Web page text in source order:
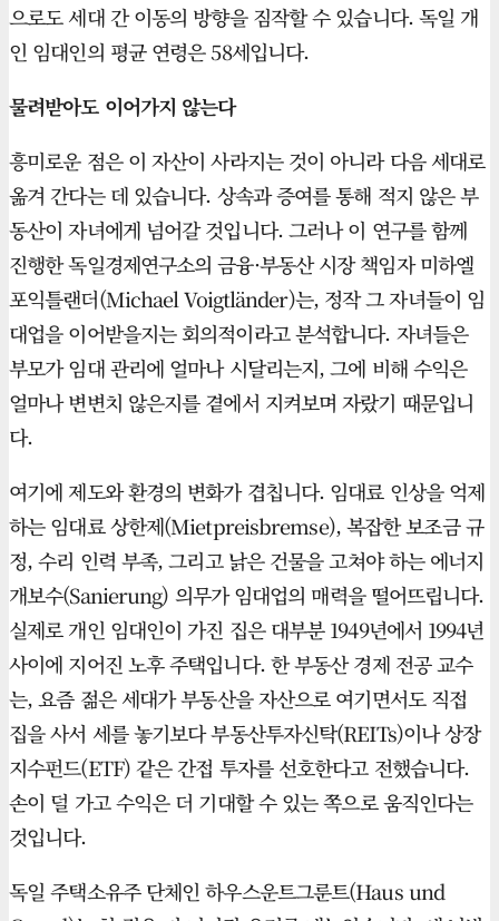
으로도 세대 간 이동의 방향을 짐작할 수 있습니다. 독일 개
인 임대인의 평균 연령은 58세입니다.
물려받아도 이어가지 않는다
흥미로운 점은 이 자산이 사라지는 것이 아니라 다음 세대로
옮겨 간다는 데 있습니다. 상속과 증여를 통해 적지 않은 부
동산이 자녀에게 넘어갈 것입니다. 그러나 이 연구를 함께
진행한 독일경제연구소의 금융·부동산 시장 책임자 미하엘
포익틀랜더(Michael Voigtländer)는, 정작 그 자녀들이 임
대업을 이어받을지는 회의적이라고 분석합니다. 자녀들은
부모가 임대 관리에 얼마나 시달리는지, 그에 비해 수익은
얼마나 변변치 않은지를 곁에서 지켜보며 자랐기 때문입니
다.
여기에 제도와 환경의 변화가 겹칩니다. 임대료 인상을 억제
하는 임대료 상한제(Mietpreisbremse), 복잡한 보조금 규
정, 수리 인력 부족, 그리고 낡은 건물을 고쳐야 하는 에너지
개보수(Sanierung) 의무가 임대업의 매력을 떨어뜨립니다.
실제로 개인 임대인이 가진 집은 대부분 1949년에서 1994년
사이에 지어진 노후 주택입니다. 한 부동산 경제 전공 교수
는, 요즘 젊은 세대가 부동산을 자산으로 여기면서도 직접
집을 사서 세를 놓기보다 부동산투자신탁(REITs)이나 상장
지수펀드(ETF) 같은 간접 투자를 선호한다고 전했습니다.
손이 덜 가고 수익은 더 기대할 수 있는 쪽으로 움직인다는
것입니다.
독일 주택소유주 단체인 하우스운트그룬트(Haus und